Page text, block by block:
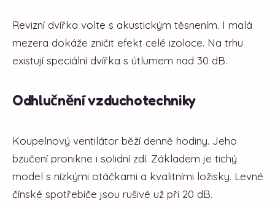
Revizní dvířka volte s akustickým těsnením. I malá
mezera dokáže zničit efekt celé izolace. Na trhu
existují speciální dvířka s útlumem nad 30 dB.
Odhlučnění vzduchotechniky
Koupelnový ventilátor běží denně hodiny. Jeho
bzučení pronikne i solidní zdí. Základem je tichý
model s nízkými otáčkami a kvalitními ložisky. Levné
čínské spotřebiče jsou rušivé už při 20 dB.